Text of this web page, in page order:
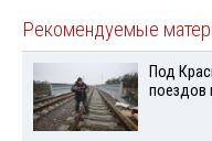
Рекомендуемые
Под
поездов